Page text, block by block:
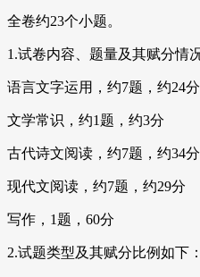
全卷约23个小题。
1.试卷内容、题量及其赋分情
语言文字运用，约7题，约24分
文学常识，约1题，约3分
古代诗文阅读，约7题，约34分
现代文阅读，约7题，约29分
写作，1题，60分
2.试题类型及其赋分比例如下：